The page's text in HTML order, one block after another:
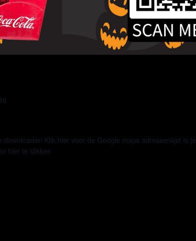
downloaden Klik hier voor de Google maps adressenlijst Is je
hier te klikken